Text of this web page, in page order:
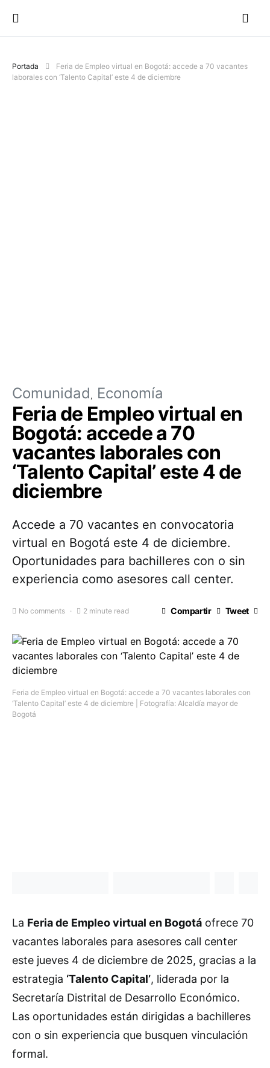
Portada
Feria de Empleo virtual en Bogotá: accede a 70 vacantes
laborales con ‘Talento Capital’ este 4 de diciembre
Comunidad Economía
Feria de Empleo virtual en
Bogotá: accede a 70
vacantes laborales con
‘Talento Capital’ este 4 de
diciembre
Accede a 70 vacantes en convocatoria
virtual en Bogotá este 4 de diciembre.
Oportunidades para bachilleres con o sin
experiencia como asesores call center.
No comments 2 minute read Compartir Tweet
Feria de Empleo virtual en Bogotá: accede a 70 vacantes laborales con
‘Talento Capital’ este 4 de diciembre | Fotografía: Alcaldía mayor de
Bogotá
La Feria de Empleo virtual en Bogotá ofrece 70
vacantes laborales para asesores call center
este jueves 4 de diciembre de 2025, gracias a la
estrategia ‘Talento Capital’, liderada por la
Secretaría Distrital de Desarrollo Económico.
Las oportunidades están dirigidas a bachilleres
con o sin experiencia que busquen vinculación
formal.